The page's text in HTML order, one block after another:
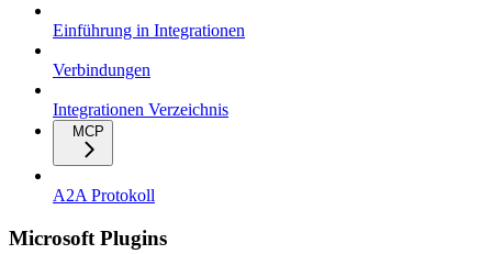
Einführung in Integrationen
Verbindungen
Integrationen Verzeichnis
MCP
A2A Protokoll
Microsoft Plugins